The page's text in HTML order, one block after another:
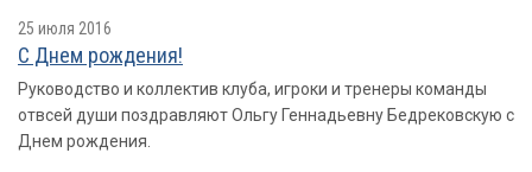
25 июля 2016
С Днем рождения!
Руководство и коллектив клуба, игроки и тренеры команды
отвсей души поздравляют Ольгу Геннадьевну Бедрековскую с
Днем рождения.